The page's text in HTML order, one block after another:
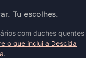
Tu escolhes.
com duches quentes
o que inclui a Descida
.